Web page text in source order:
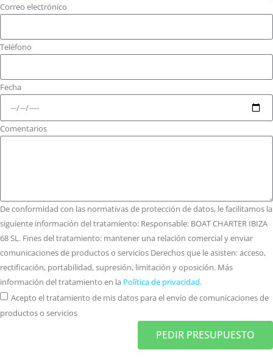
Correo electrónico
Teléfono
Fecha
Comentarios
De conformidad con las normativas de protección de datos, le facilitamos la
siguiente información del tratamiento: Responsable: BOAT CHARTER IBIZA
68 SL. Fines del tratamiento: mantener una relación comercial y enviar
comunicaciones de productos o servicios Derechos que le asisten: acceso,
rectificación, portabilidad, supresión, limitación y oposición. Más
información del tratamiento en la Política de privacidad.
Acepto el tratamiento de mis datos para el envío de comunicaciones de
productos o servicios
PEDIR PRESUPUESTO